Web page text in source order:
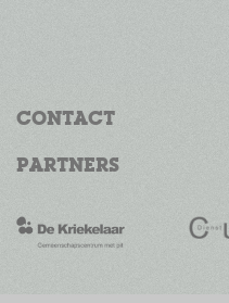
CONTACT
PARTNERS